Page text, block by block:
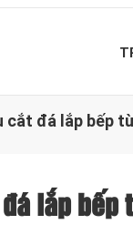
cắt đá lắp bếp
lắp bếp